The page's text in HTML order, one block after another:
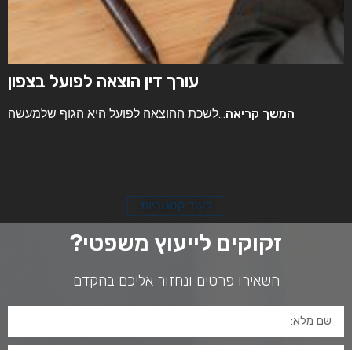
איך מתחלקת ירושה ללא צוואה? התשובה...המשך קריאה
לעוד קטגוריות
זקוקים לייעוץ משפטי?
השאירו פרטים ונחזור אליכם בהקדם